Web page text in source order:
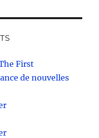
First
de nouvelles